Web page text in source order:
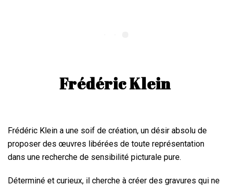
Frédéric Klein
Frédéric Klein a une soif de création, un désir absolu de
proposer des œuvres libérées de toute représentation
dans une recherche de sensibilité picturale pure.
Déterminé et curieux, il cherche à créer des gravures qui ne